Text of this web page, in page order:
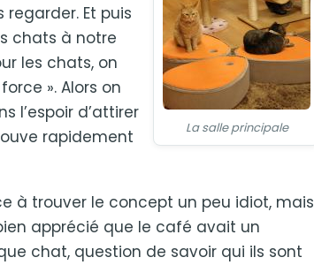
La salle principale
Et puis
chats à notre
les chats, on
». Alors on
l’espoir d’attirer
rapidement
à trouver le concept un peu idiot, mais
apprécié que le café avait un
chat, question de savoir qui ils sont